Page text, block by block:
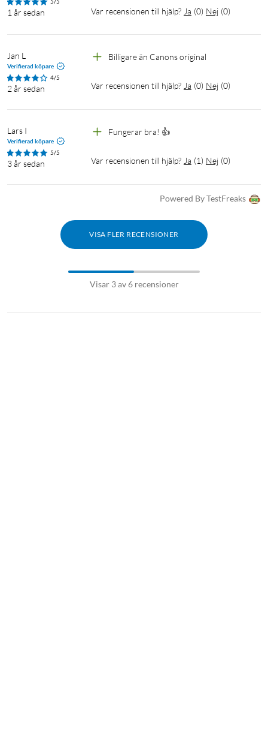
5/5
1 år sedan Var recensionen till hjälp? Ja (0) Nej (0)
Jan L
Verifierad köpare
4/5
2 år sedan
Billigare än Canons original
Var recensionen till hjälp? Ja (0) Nej (0)
Lars I
Verifierad köpare
5/5
3 år sedan
Fungerar bra! 👍
Var recensionen till hjälp? Ja (1) Nej (0)
Powered By TestFreaks
VISA FLER RECENSIONER
Visar 3 av 6 recensioner